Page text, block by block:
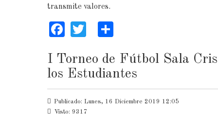
transmite valores.
Facebook
Twitter
I Torneo de Fútbol Sala
los Estudiantes
Publicado: Lunes, 16 Diciembre 2019 12:05
Visto: 9317